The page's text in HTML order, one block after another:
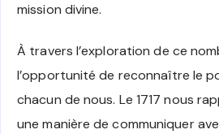
mission divine.
À travers l’exploration de ce
l’opportunité de reconnaître le
chacun de nous. Le 1717 nous
une manière de communiquer